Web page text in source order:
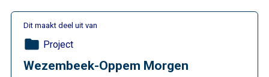
Dit maakt deel uit van
folder Project
Wezembeek-Oppem Morgen